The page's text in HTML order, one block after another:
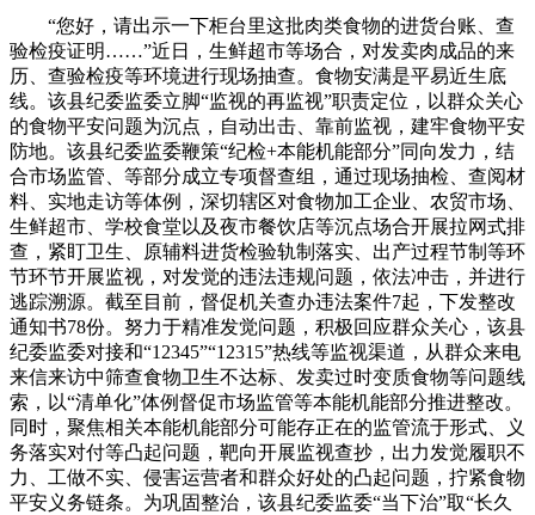
“您好，请出示一下柜台里这批肉类食物的进货台账、查
验检疫证明……”近日，生鲜超市等场合，对发卖肉成品的来
历、查验检疫等环境进行现场抽查。食物安满是平易近生底
线。该县纪委监委立脚“监视的再监视”职责定位，以群众关心
的食物平安问题为沉点，自动出击、靠前监视，建牢食物平安
防地。该县纪委监委鞭策“纪检+本能机能部分”同向发力，结
合市场监管、等部分成立专项督查组，通过现场抽检、查阅材
料、实地走访等体例，深切辖区对食物加工企业、农贸市场、
生鲜超市、学校食堂以及夜市餐饮店等沉点场合开展拉网式排
查，紧盯卫生、原辅料进货检验轨制落实、出产过程节制等环
节环节开展监视，对发觉的违法违规问题，依法冲击，并进行
逃踪溯源。截至目前，督促机关查办违法案件7起，下发整改
通知书78份。努力于精准发觉问题，积极回应群众关心，该县
纪委监委对接和“12345”“12315”热线等监视渠道，从群众来电
来信来访中筛查食物卫生不达标、发卖过时变质食物等问题线
索，以“清单化”体例督促市场监管等本能机能部分推进整改。
同时，聚焦相关本能机能部分可能存正在的监管流于形式、义
务落实对付等凸起问题，靶向开展监视查抄，出力发觉履职不
力、工做不实、侵害运营者和群众好处的凸起问题，拧紧食物
平安义务链条。为巩固整治，该县纪委监委“当下治”取“长久